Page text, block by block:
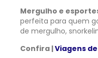
Mergulho e
perfeita para quem
de mergulho,
Confira |Viagens